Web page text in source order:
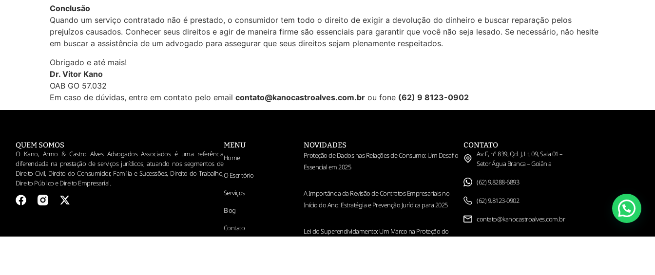
Conclusão
Quando um serviço contratado não é prestado, o consumidor tem todo o direito de exigir a devolução do dinheiro e buscar reparação pelos
prejuízos causados. Conhecer seus direitos e agir de maneira firme são essenciais para garantir que você não seja lesado. Se necessário, não hesite
em buscar a assistência de um advogado para assegurar que seus direitos sejam plenamente respeitados.
Obrigado e até mais!
Dr. Vitor Kano
OAB GO 57.032
Em caso de dúvidas, entre em contato pelo email contato@kanocastroalves.com.br ou fone (62) 9 8123-0902
QUEM SOMOS
O Kano, Armo & Castro Alves Advogados Associados é uma referência
diferenciada na prestação de serviços jurídicos, atuando nos segmentos de
Direito Civil, Direito do Consumidor, Família e Sucessões, Direito do Trabalho,
Direito Público e Direito Empresarial.
MENU
Home
O Escritório
Serviços
Blog
Contato
NOVIDADES
Proteção de Dados nas Relações de Consumo: Um Desafio
Essencial em 2025
A Importância da Revisão de Contratos Empresariais no
Início do Ano: Estratégia e Prevenção Jurídica para 2025
Lei do Superendividamento: Um Marco na Proteção do
CONTATO
Av. F, n° 839, Qd. J, Lt. 09, Sala 01 –
Setor Água Branca – Goiânia
(62) 9.8288-6893
(62) 9.8123-0902
contato@kanocastroalves.com.br